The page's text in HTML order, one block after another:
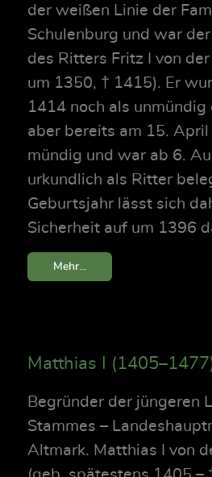
der weißen Linie der
Schulenburg und war
des Ritters Fritz I von
um 1350, † 1415). Er
1414 noch als
aber bereits am 15.
mündig und war ab 6.
urkundlich als Ritter
Geburtsjahr lässt sich
Sicherheit auf um 1396
Mehr...
Matthias I
Begründer der jüngeren
Stammes –
Altmark. Matthias I von